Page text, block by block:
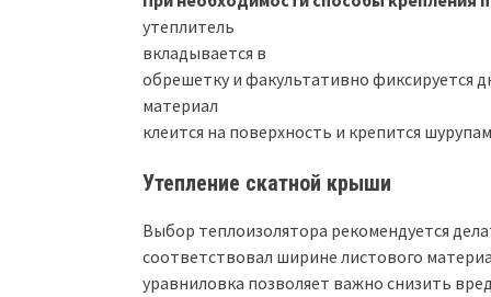
утеплитель
вкладывается в
обрешетку и факультативно фиксируется
материал
клеится на поверхность и крепится
Утепление скатной крыши
Выбор теплоизолятора рекомендуется
соответствовал ширине листового
уравниловка позволяет важно снизить